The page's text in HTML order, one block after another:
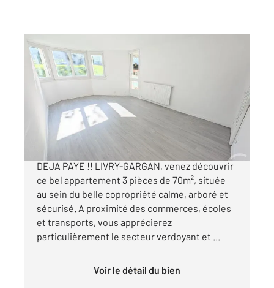
LIVRY GARGAN 93
70,39 m 2, 3 pièces
Ref : 21951
Appartement F3 à vendre
189 000 €
RENOVATION ENERGETIQUE ET RAVALEMENT
DEJA PAYE !! LIVRY-GARGAN, venez découvrir
ce bel appartement 3 pièces de 70m², située
au sein du belle copropriété calme, arboré et
sécurisé. A proximité des commerces, écoles
et transports, vous apprécierez
particulièrement le secteur verdoyant et ...
Voir le détail du bien